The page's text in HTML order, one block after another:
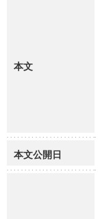
本文
本文公開日